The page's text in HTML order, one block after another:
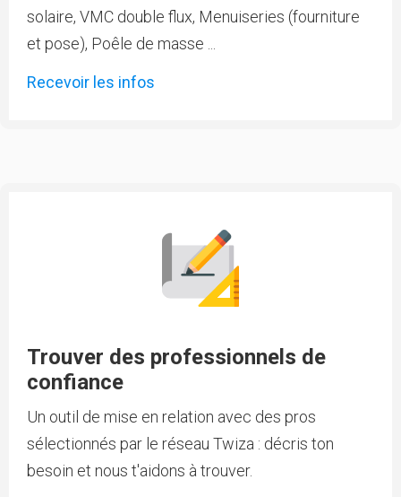
solaire, VMC double flux, Menuiseries (fourniture
et pose), Poêle de masse ...
Recevoir les infos
Trouver des professionnels de
confiance
Un outil de mise en relation avec des pros
sélectionnés par le réseau Twiza : décris ton
besoin et nous t'aidons à trouver.